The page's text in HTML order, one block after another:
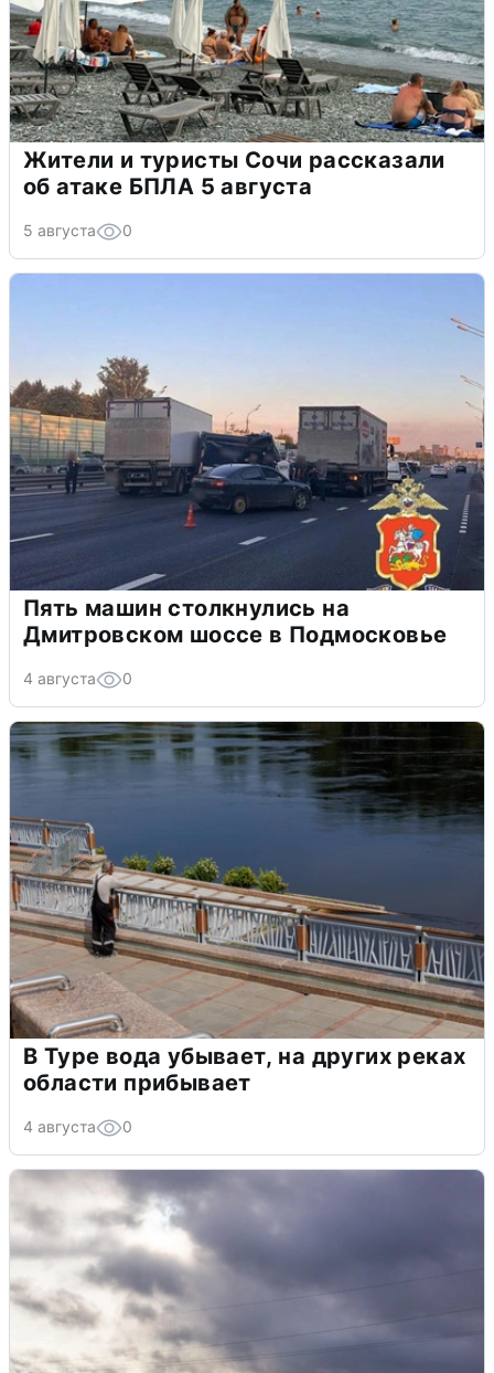
Жители и туристы Сочи рассказали
об атаке БПЛА 5 августа
5 августа 0
Пять машин столкнулись на
Дмитровском шоссе в Подмосковье
4 августа 0
В Туре вода убывает, на других реках
области прибывает
4 августа 0